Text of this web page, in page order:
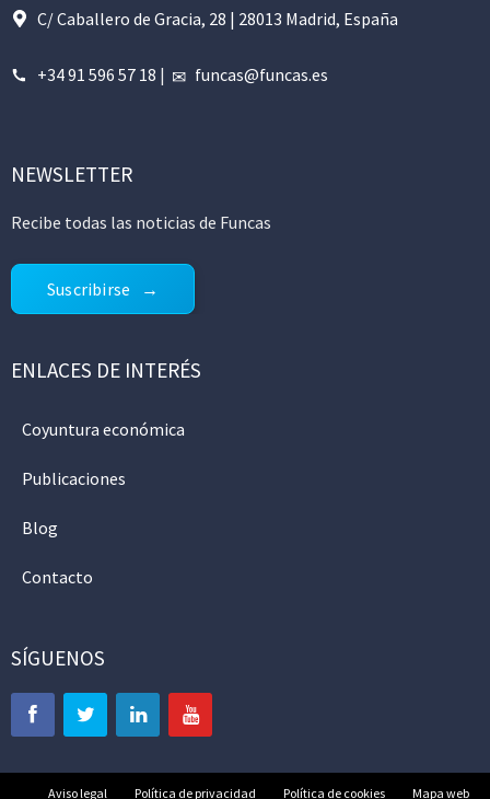
C/ Caballero de Gracia, 28 | 28013 Madrid, España
+34 91 596 57 18 | funcas@funcas.es
NEWSLETTER
Recibe todas las noticias de Funcas
Suscribirse
ENLACES DE INTERÉS
Coyuntura económica
Publicaciones
Blog
Contacto
SÍGUENOS
Aviso legal Política de privacidad Política de cookies Mapa web